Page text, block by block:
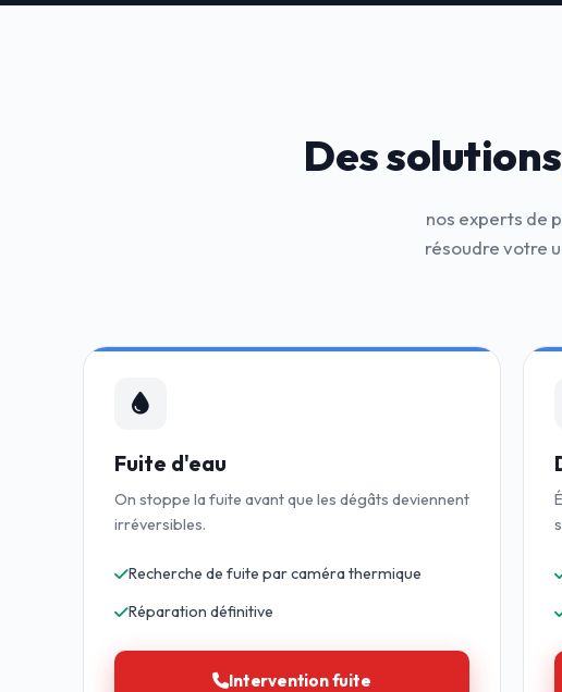
Des solutions
nos experts de
résoudre votre
Fuite d'eau
On stoppe la fuite avant que les dégâts deviennent
irréversibles.
Recherche de fuite par caméra thermique
Réparation définitive
Intervention fuite